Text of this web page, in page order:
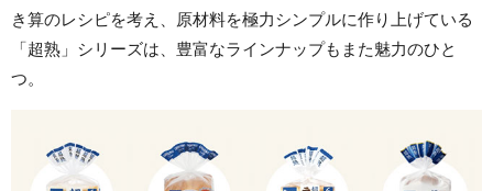
き算のレシピを考え、原材料を極力シンプルに作り上げている
「超熟」シリーズは、豊富なラインナップもまた魅力のひと
つ。